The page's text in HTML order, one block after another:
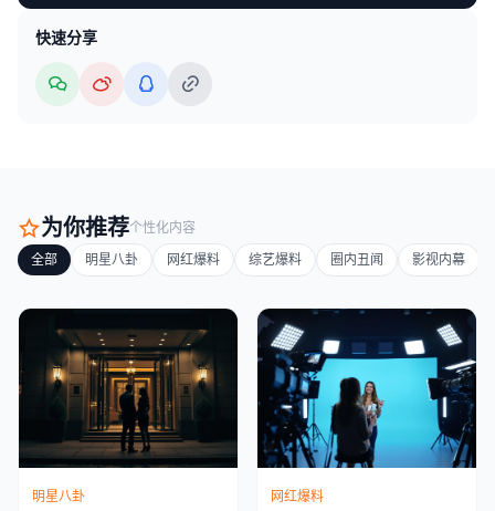
快速分享
为你推荐个性化内容
全部
明星八卦 网红爆料 综艺爆料 圈内丑闻 影视内幕
明星八卦 网红爆料